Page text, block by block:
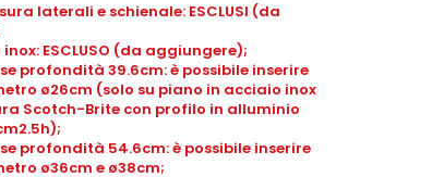
laterali e schienale: ESCLUSI (da
ESCLUSO (da aggiungere);
profondità 39.6cm: è possibile inserire
ø26cm (solo su piano in acciaio inox
Scotch-Brite con profilo in alluminio
);
profondità 54.6cm: è possibile inserire
ø36cm e ø38cm;